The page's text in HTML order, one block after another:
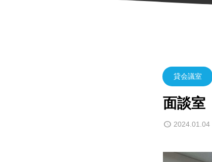
貸会議室
面談室
2024.01.04